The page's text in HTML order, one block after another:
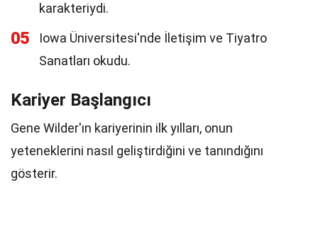
karakteriydi.
05
Iowa Üniversitesi'nde İletişim ve Tiyatro
Sanatları okudu.
Kariyer Başlangıcı
Gene Wilder'ın kariyerinin ilk yılları, onun
yeteneklerini nasıl geliştirdiğini ve tanındığını
gösterir.